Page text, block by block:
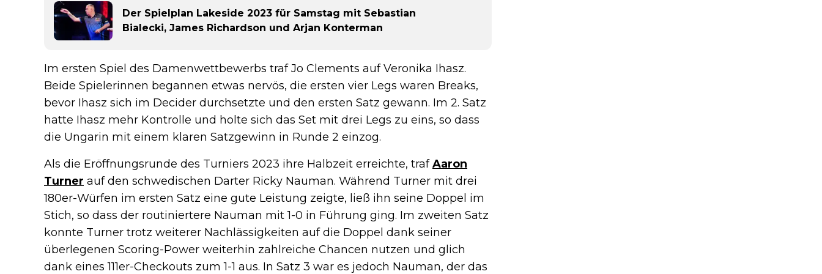
Der Spielplan Lakeside 2023 für Samstag mit Sebastian
Bialecki, James Richardson und Arjan Konterman
Im ersten Spiel des Damenwettbewerbs traf Jo Clements auf Veronika Ihasz.
Beide Spielerinnen begannen etwas nervös, die ersten vier Legs waren Breaks,
bevor Ihasz sich im Decider durchsetzte und den ersten Satz gewann. Im 2. Satz
hatte Ihasz mehr Kontrolle und holte sich das Set mit drei Legs zu eins, so dass
die Ungarin mit einem klaren Satzgewinn in Runde 2 einzog.
Als die Eröffnungsrunde des Turniers 2023 ihre Halbzeit erreichte, trafAaron
Turner auf den schwedischen Darter Ricky Nauman. Während Turner mit drei
180er-Würfen im ersten Satz eine gute Leistung zeigte, ließ ihn seine Doppel im
Stich, so dass der routiniertere Nauman mit 1-0 in Führung ging. Im zweiten Satz
konnte Turner trotz weiterer Nachlässigkeiten auf die Doppel dank seiner
überlegenen Scoring-Power weiterhin zahlreiche Chancen nutzen und glich
dank eines 111er-Checkouts zum 1-1 aus. In Satz 3 war es jedoch Nauman, der das